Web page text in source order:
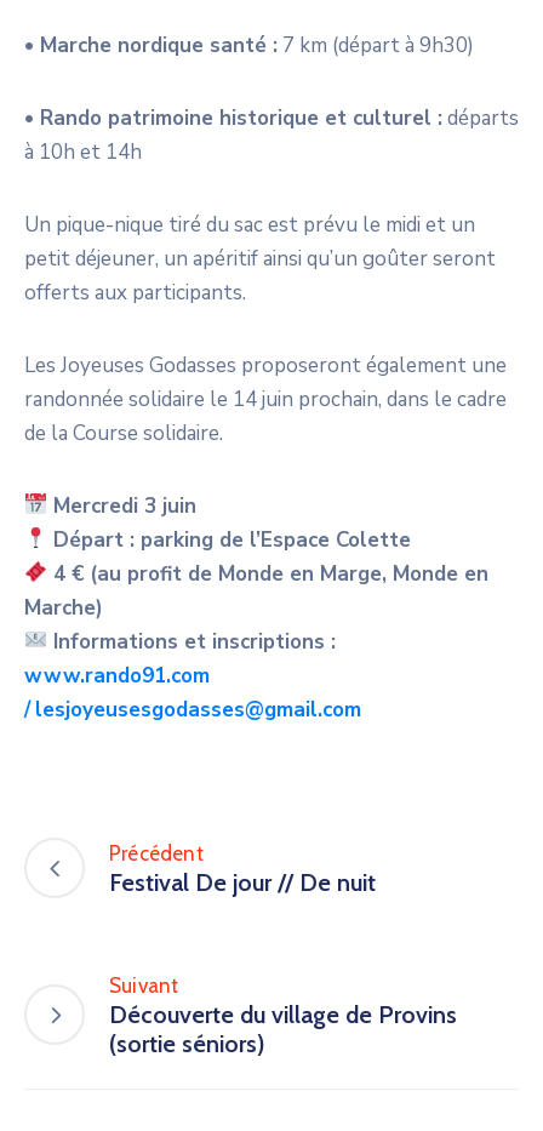
• Marche nordique santé : 7 km (départ à 9h30)
• Rando patrimoine historique et culturel : départs
à 10h et 14h
Un pique-nique tiré du sac est prévu le midi et un
petit déjeuner, un apéritif ainsi qu’un goûter seront
offerts aux participants.
Les Joyeuses Godasses proposeront également une
randonnée solidaire le 14 juin prochain, dans le cadre
de la Course solidaire.
Mercredi 3 juin
Départ : parking de l’Espace Colette
4 € (au profit de Monde en Marge, Monde en
Marche)
Informations et inscriptions :
www.rando91.com
/ lesjoyeusesgodasses@gmail.com
Précédent
Festival De jour // De nuit
Suivant
Découverte du village de Provins
(sortie séniors)